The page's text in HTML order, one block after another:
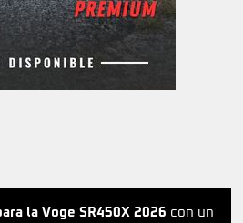
la Voge SR450X 2026 con un